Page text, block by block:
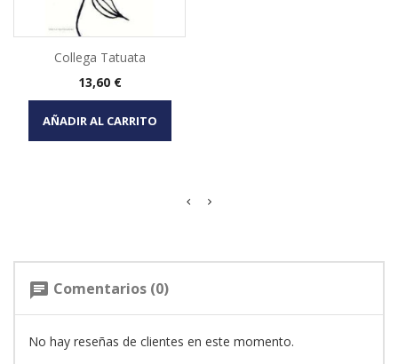
Collega Tatuata
Precio
13,60 €
AÑADIR AL CARRITO
chat Comentarios (0)
No hay reseñas de clientes en este momento.